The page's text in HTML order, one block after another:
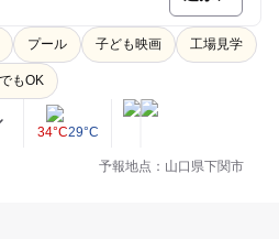
プール 子ども映画 工場見学
もOK
34°C29°C
予報地点：山口県下関市